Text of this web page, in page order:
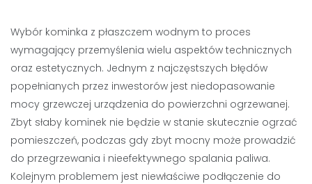
Wybór kominka z płaszczem wodnym to proces
wymagający przemyślenia wielu aspektów technicznych
oraz estetycznych. Jednym z najczęstszych błędów
popełnianych przez inwestorów jest niedopasowanie
mocy grzewczej urządzenia do powierzchni ogrzewanej.
Zbyt słaby kominek nie będzie w stanie skutecznie ogrzać
pomieszczeń, podczas gdy zbyt mocny może prowadzić
do przegrzewania i nieefektywnego spalania paliwa.
Kolejnym problemem jest niewłaściwe podłączenie do